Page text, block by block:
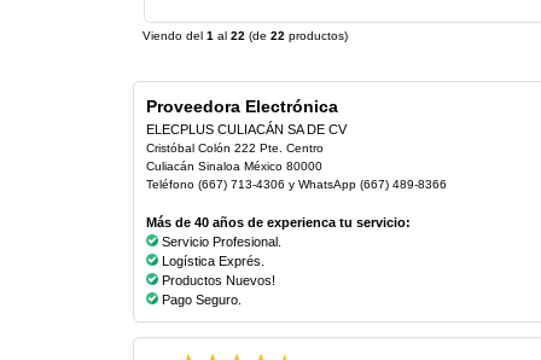
Viendo del 1 al 22 (de 22 productos)
Proveedora Electrónica
ELECPLUS CULIACÁN SA DE CV
Cristóbal Colón 222 Pte. Centro
Culiacán Sinaloa México 80000
Teléfono (667) 713-4306 y WhatsApp (667) 489-8366
Más de 40 años de experienca tu servicio:
Servicio Profesional.
Logística Exprés.
Productos Nuevos!
Pago Seguro.